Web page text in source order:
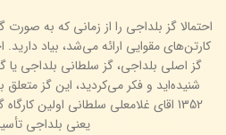
احتمالا گز بلداجی را از زمانی که به
کارتن‌های مقوایی ارائه می‌شد، بیاد دارید.
گز اصلی بلداجی، گز سلطانی بلداجی یا
شنیده‌اید و فکر می‌کردید، این گز
1352 اقای غلامعلی سلطانی اولین
یعنی بلداجی